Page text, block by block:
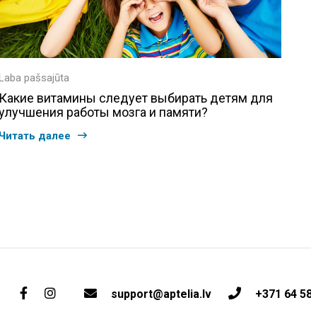
pašsajūta
Какие витамины следует выбирать детям для
работы мозга и памяти?
Читать далее
support@aptelia.lv +371 64